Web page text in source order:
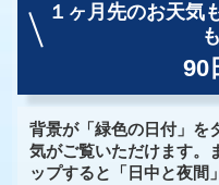
１ヶ月先のお天気も
90
背景が「緑色の日付」を
気がご覧いただけます。
ップすると「日中と夜間